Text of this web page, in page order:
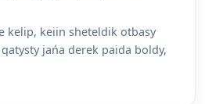
kelip, keiin sheteldik otbasy
jańa derek paida boldy,